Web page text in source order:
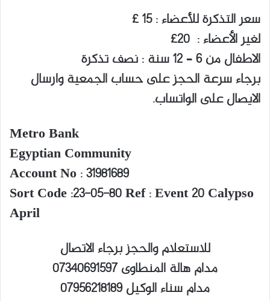
سعر التذكرة للأعضاء : 15 £
لغير الأعضاء : 20£
الاطفال من 6 – 12 سنة : نصف تذكرة
برجاء سرعة الحجز على حساب الجمعية وارسال
الايصال على الواتساب.
Metro Bank
Egyptian Community
Account No : 31981689
Sort Code :23-05-80 Ref : Event 20 Calypso
April
للاستعلام والحجز برجاء الاتصال
مدام هالة المنطاوى 07340691597
مدام سناء الوكيل 07956218189